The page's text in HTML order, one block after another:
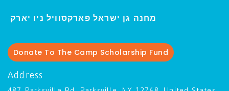
מחנה גן ישראל פארקסוויל ני
Donate To The Camp Scholarship Fund
Address